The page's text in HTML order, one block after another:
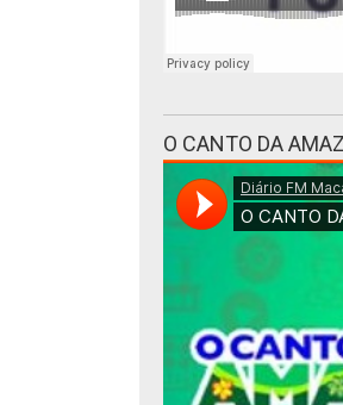
O CANTO DA